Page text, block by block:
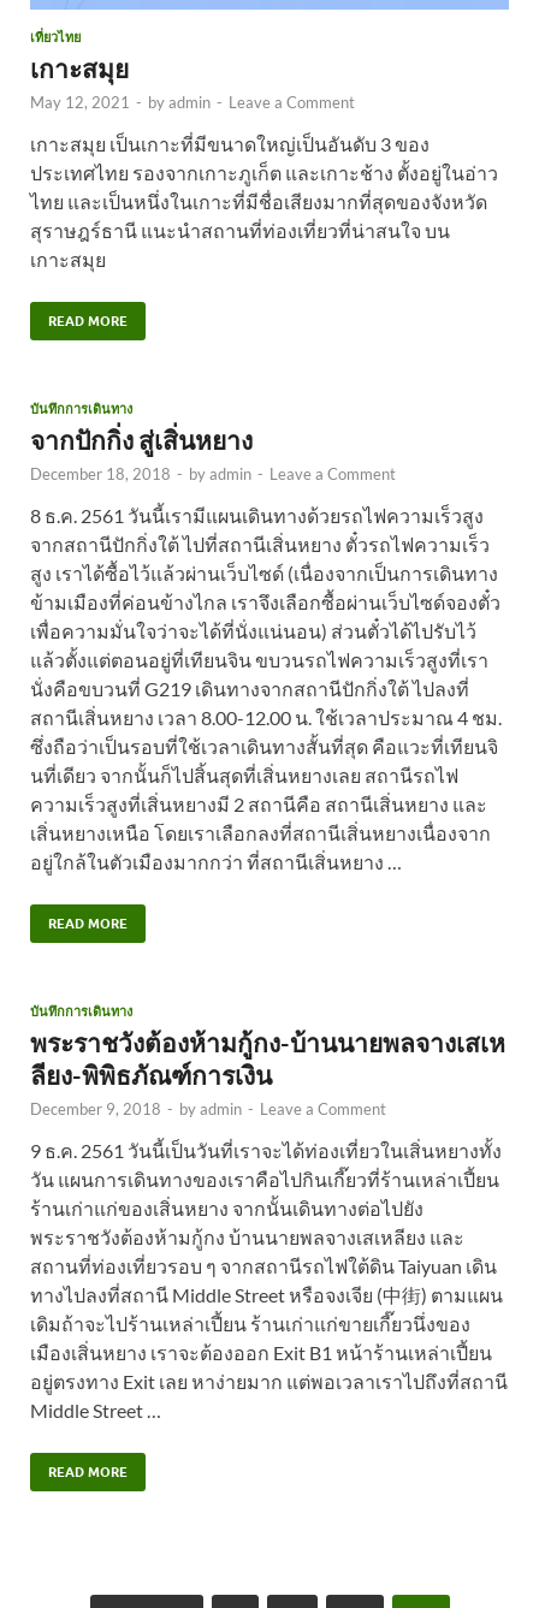
เที่ยวไทย
เกาะสมุย
May 12, 2021 - byadmin - Leave a Comment
เกาะสมุย เป็นเกาะที่มีขนาดใหญ่เป็นอันดับ 3 ของ
ประเทศไทย รองจากเกาะภูเก็ต และเกาะช้าง ตั้งอยู่ในอ่าว
ไทย และเป็นหนึ่งในเกาะที่มีชื่อเสียงมากที่สุดของจังหวัด
สุราษฎร์ธานี แนะนำสถานที่ท่องเที่ยวที่น่าสนใจ บน
เกาะสมุย
READ MORE
บันทึกการเดินทาง
จากปักกิ่ง สู่เสิ่นหยาง
December 18, 2018 - byadmin - Leave a Comment
8 ธ.ค. 2561 วันนี้เรามีแผนเดินทางด้วยรถไฟความเร็วสูง
จากสถานีปักกิ่งใต้ ไปที่สถานีเสิ่นหยาง ตั๋วรถไฟความเร็ว
สูง เราได้ซื้อไว้แล้วผ่านเว็บไซด์ (เนื่องจากเป็นการเดินทาง
ข้ามเมืองที่ค่อนข้างไกล เราจึงเลือกซื้อผ่านเว็บไซด์จองตั๋ว
เพื่อความมั่นใจว่าจะได้ที่นั่งแน่นอน) ส่วนตั๋วได้ไปรับไว้
แล้วตั้งแต่ตอนอยู่ที่เทียนจิน ขบวนรถไฟความเร็วสูงที่เรา
นั่งคือขบวนที่ G219 เดินทางจากสถานีปักกิ่งใต้ ไปลงที่
สถานีเสิ่นหยาง เวลา 8.00-12.00 น. ใช้เวลาประมาณ 4 ชม.
ซึ่งถือว่าเป็นรอบที่ใช้เวลาเดินทางสั้นที่สุด คือแวะที่เทียนจิ
นที่เดียว จากนั้นก็ไปสิ้นสุดที่เสิ่นหยางเลย สถานีรถไฟ
ความเร็วสูงที่เสิ่นหยางมี 2 สถานีคือ สถานีเสิ่นหยาง และ
เสิ่นหยางเหนือ โดยเราเลือกลงที่สถานีเสิ่นหยางเนื่องจาก
อยู่ใกล้ในตัวเมืองมากกว่า ที่สถานีเสิ่นหยาง …
READ MORE
บันทึกการเดินทาง
พระราชวังต้องห้ามกู้กง-บ้านนายพลจางเสเห
ลียง-พิพิธภัณฑ์การเงิน
December 9, 2018 - byadmin - Leave a Comment
9 ธ.ค. 2561 วันนี้เป็นวันที่เราจะได้ท่องเที่ยวในเสิ่นหยางทั้ง
วัน แผนการเดินทางของเราคือไปกินเกี๊ยวที่ร้านเหล่าเปี้ยน
ร้านเก่าแก่ของเสิ่นหยาง จากนั้นเดินทางต่อไปยัง
พระราชวังต้องห้ามกู้กง บ้านนายพลจางเสเหลียง และ
สถานที่ท่องเที่ยวรอบ ๆ จากสถานีรถไฟใต้ดิน Taiyuan เดิน
ทางไปลงที่สถานี Middle Street หรือจงเจีย (中街) ตามแผน
เดิมถ้าจะไปร้านเหล่าเปี้ยน ร้านเก่าแก่ขายเกี๊ยวนึ่งของ
เมืองเสิ่นหยาง เราจะต้องออก Exit B1 หน้าร้านเหล่าเปี้ยน
อยู่ตรงทาง Exit เลย หาง่ายมาก แต่พอเวลาเราไปถึงที่สถานี
Middle Street …
READ MORE